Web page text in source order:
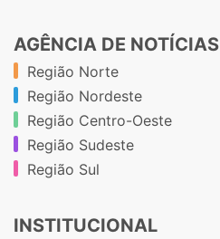
AGÊNCIA DE NOTÍCIAS
Região Norte
Região Nordeste
Região Centro-Oeste
Região Sudeste
Região Sul
INSTITUCIONAL